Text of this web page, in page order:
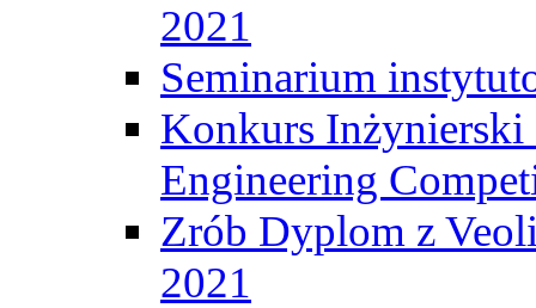
2021
Seminarium
Konkurs
Engineering
Zrób Dyplom z
2021